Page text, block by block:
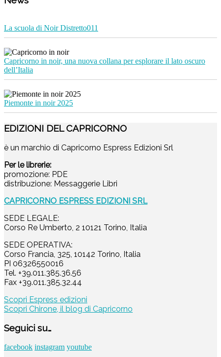
La scuola di Noir Distretto011
Capricorno in noir, una nuova collana per esplorare il lato oscuro
dell’Italia
Piemonte in noir 2025
EDIZIONI DEL CAPRICORNO
è un marchio di Capricorno Espress Edizioni Srl
Per le librerie:
promozione: PDE
distribuzione: Messaggerie Libri
CAPRICORNO ESPRESS EDIZIONI SRL
SEDE LEGALE:
Corso Re Umberto, 2 10121 Torino, Italia
SEDE OPERATIVA:
Corso Francia, 325, 10142 Torino, Italia
PI 06326550016
Tel. +39.011.385.36.56
Fax +39.011.385.32.44
Scopri Espress edizioni
Scopri Chirone, il blog di Capricorno
Seguici su…
facebook instagram youtube